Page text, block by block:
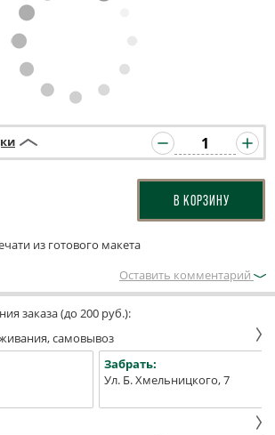
В КОРЗИНУ
из готового макета
Оставить комментарий
заказа (до 200 руб.):
самовывоз
Забрать:
Ул. Б. Хмельницкого, 7